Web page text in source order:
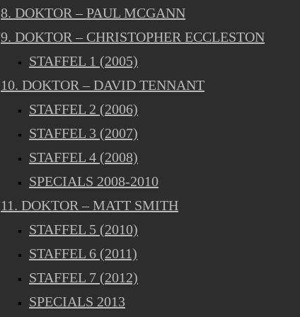
8. DOKTOR – PAUL MCGANN
9. DOKTOR – CHRISTOPHER ECCLESTON
STAFFEL 1 (2005)
10. DOKTOR – DAVID TENNANT
STAFFEL 2 (2006)
STAFFEL 3 (2007)
STAFFEL 4 (2008)
SPECIALS 2008-2010
11. DOKTOR – MATT SMITH
STAFFEL 5 (2010)
STAFFEL 6 (2011)
STAFFEL 7 (2012)
SPECIALS 2013